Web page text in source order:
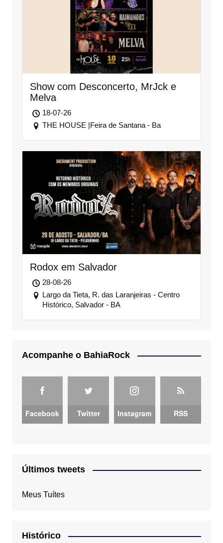
Show com Desconcerto, MrJck e
Melva
18-07-26
THE HOUSE |Feira de Santana - Ba
Rodox em Salvador
28-08-26
Largo da Tieta, R. das Laranjeiras - Centro
Histórico, Salvador - BA
Acompanhe o BahiaRock
Facebook Twitter Instagram RSS
Últimos tweets
Meus Tuítes
Histórico